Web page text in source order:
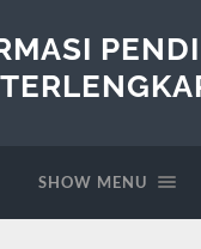
SHOW MENU